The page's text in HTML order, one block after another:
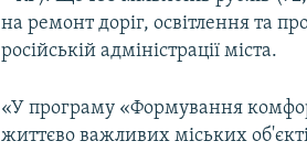
на ремонт доріг, освітлення та
російській адміністрації міста.
«У програму «Формування
життєво важливих міських